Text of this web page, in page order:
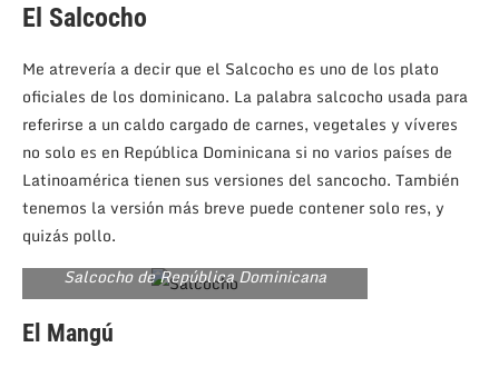
El Salcocho
Me atrevería a decir que el Salcocho es uno de los plato
oficiales de los dominicano. La palabra salcocho usada para
referirse a un caldo cargado de carnes, vegetales y víveres
no solo es en República Dominicana si no varios países de
Latinoamérica tienen sus versiones del sancocho. También
tenemos la versión más breve puede contener solo res, y
quizás pollo.
Salcocho de República Dominicana
El Mangú